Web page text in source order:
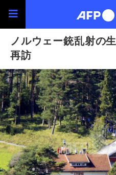
ノルウェー銃乱射の
再訪